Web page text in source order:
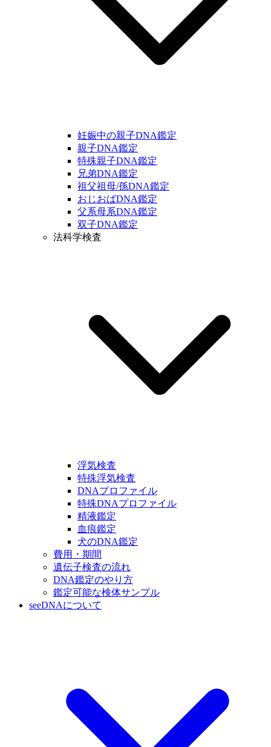
妊娠中の親子DNA鑑定
親子DNA鑑定
特殊親子DNA鑑定
兄弟DNA鑑定
祖父祖母/孫DNA鑑定
おじおばDNA鑑定
父系母系DNA鑑定
双子DNA鑑定
法科学検査
浮気検査
特殊浮気検査
DNAプロファイル
特殊DNAプロファイル
精液鑑定
血痕鑑定
犬のDNA鑑定
費用・期間
遺伝子検査の流れ
DNA鑑定のやり方
鑑定可能な検体サンプル
seeDNAについて